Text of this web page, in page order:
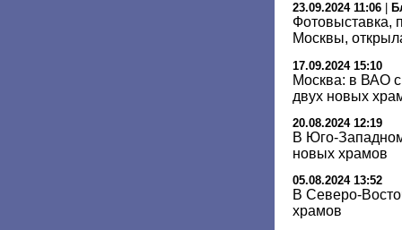
23.09.2024 11:06
Фотовыставка,
Москвы,
17.09.2024 15:10
Москва: в ВАО
двух новых
20.08.2024 12:19
В Юго-
новых храмов
05.08.2024 13:52
В Северо-
храмов